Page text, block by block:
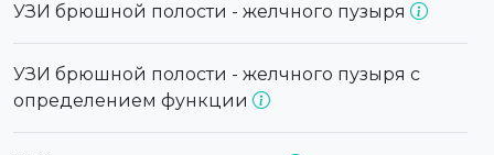
УЗИ брюшной полости - желчного пузыря
УЗИ брюшной полости - желчного пузыря с
определением функции